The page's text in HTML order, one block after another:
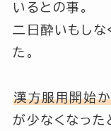
いるとの事。
二日酔いもしな
た。
漢方服用開始
が少なくなった